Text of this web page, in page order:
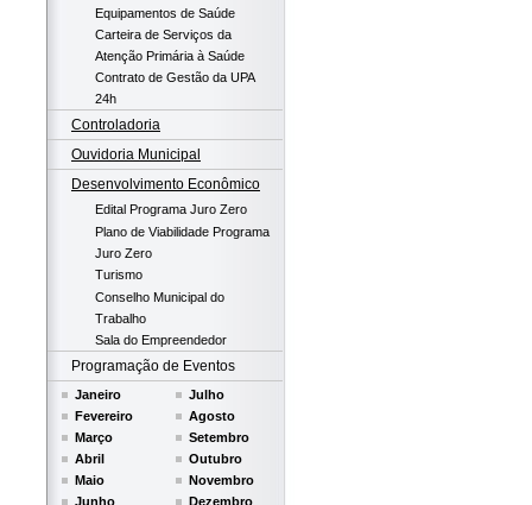
Equipamentos de Saúde
Carteira de Serviços da
Atenção Primária à Saúde
Contrato de Gestão da UPA
24h
Controladoria
Ouvidoria Municipal
Desenvolvimento Econômico
Edital Programa Juro Zero
Plano de Viabilidade Programa
Juro Zero
Turismo
Conselho Municipal do
Trabalho
Sala do Empreendedor
Programação de Eventos
Janeiro
Fevereiro
Março
Abril
Maio
Junho
Julho
Agosto
Setembro
Outubro
Novembro
Dezembro